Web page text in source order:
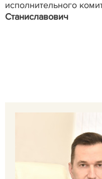
исполнительного
Станиславович